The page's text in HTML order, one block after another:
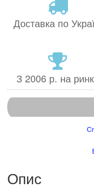
Доставка по
З 2006 р. на
Опис